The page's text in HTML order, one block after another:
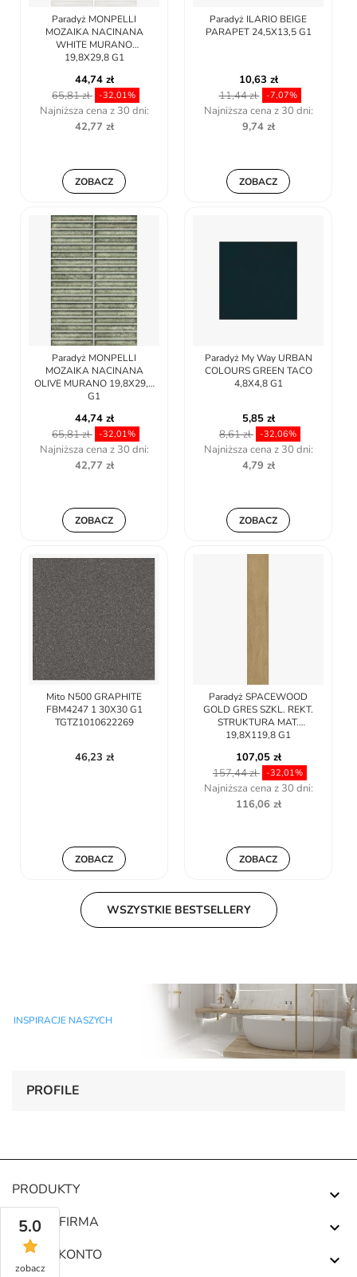
PROFILE
Paradyż MONPELLI
MOZAIKA NACINANA
WHITE MURANO
19,8X29,8 G1
44,74 zł
65,81 zł -32,01%
Najniższa cena z 30 dni:
42,77 zł
ZOBACZ
Paradyż ILARIO BEIGE
PARAPET 24,5X13,5 G1
10,63 zł
11,44 zł
-7,07%
Najniższa cena z 30 dni:
9,74 zł
ZOBACZ
Paradyż MONPELLI
MOZAIKA NACINANA
OLIVE MURANO 19,8X29,8
G1
44,74 zł
65,81 zł -32,01%
Najniższa cena z 30 dni:
42,77 zł
ZOBACZ
Paradyż My Way URBAN
COLOURS GREEN TACO
4,8X4,8 G1
5,85 zł
8,61 zł -32,06%
Najniższa cena z 30 dni:
4,79 zł
ZOBACZ
Mito N500 GRAPHITE
FBM4247 1 30X30 G1
TGTZ1010622269
46,23 zł
ZOBACZ
Paradyż SPACEWOOD
GOLD GRES SZKL. REKT.
STRUKTURA MAT.
19,8X119,8 G1
107,05 zł
157,44 zł -32,01%
Najniższa cena z 30 dni:
116,06 zł
ZOBACZ
WSZYSTKIE BESTSELLERY
INSPIRACJE NASZYCH
PRODUKTY 
NASZA FIRMA 
TWOJE KONTO 
5.0
zobacz